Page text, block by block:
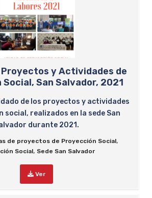
Proyectos y Actividades de
San Salvador, 2021
de los proyectos y actividades
social, realizados en la sede San
durante 2021.
de proyectos de Proyección Social,
Social, Sede San Salvador
Ver